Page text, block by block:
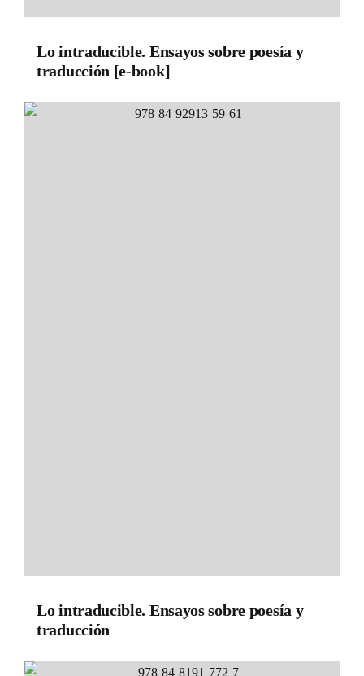
Lo intraducible. Ensayos sobre poesía y
traducción [e-book]
Lo intraducible. Ensayos sobre poesía y
traducción